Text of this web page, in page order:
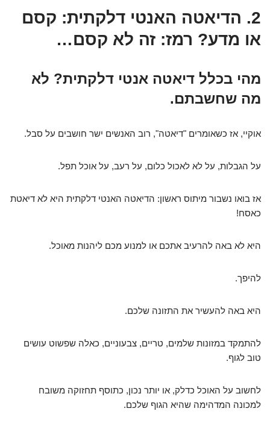
2. הדיאטה האנטי דלקתית: קסם
או מדע? רמז: זה לא קסם…
מהי בכלל דיאטה אנטי דלקתית? לא
מה שחשבתם.
אוקיי, אז כשאומרים "דיאטה", רוב האנשים ישר חושבים על סבל.
על הגבלות, על לא לאכול כלום, על רעב, על אוכל תפל.
אז בואו נשבור מיתוס ראשון: הדיאטה האנטי דלקתית היא לא דיאטת
כאסח!
היא לא באה להרעיב אתכם או למנוע מכם ליהנות מאוכל.
להיפך.
היא באה להעשיר את התזונה שלכם.
להתמקד במזונות שלמים, טריים, צבעוניים, כאלה שפשוט עושים
טוב לגוף.
לחשוב על האוכל כדלק, או יותר נכון, כתוסף תחזוקה משובח
למכונה המדהימה שהיא הגוף שלכם.